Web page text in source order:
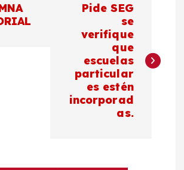
Pide SEG
se
verifique
que
escuelas
particular
es estén
incorporad
as.